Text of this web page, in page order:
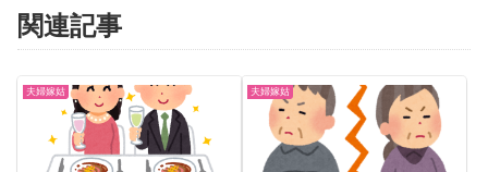
関連記事
夫婦嫁姑 夫婦嫁姑